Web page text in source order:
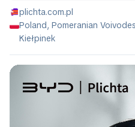
plichta.com.pl
Poland, Pomeranian
Kiełpinek